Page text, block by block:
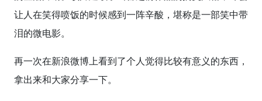
让人在笑得喷饭的时候感到一阵辛酸，堪称是一部笑中带
泪的微电影。
再一次在新浪微博上看到了个人觉得比较有意义的东西，
拿出来和大家分享一下。